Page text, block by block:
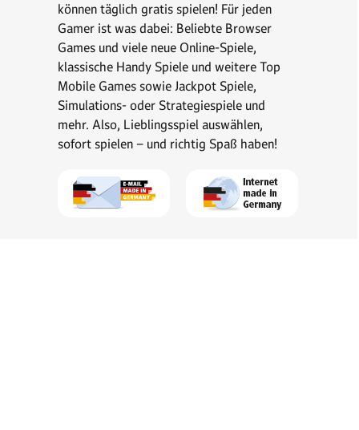
können täglich gratis spielen! Für jeden
Gamer ist was dabei: Beliebte Browser
Games und viele neue Online-Spiele,
klassische Handy Spiele und weitere Top
Mobile Games sowie Jackpot Spiele,
Simulations- oder Strategiespiele und
mehr. Also, Lieblingsspiel auswählen,
sofort spielen – und richtig Spaß haben!